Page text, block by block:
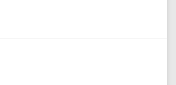
die Beziehung